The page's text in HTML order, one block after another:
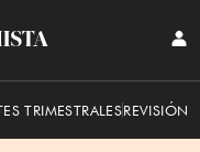
TRIMESTRALESREVISIÓN